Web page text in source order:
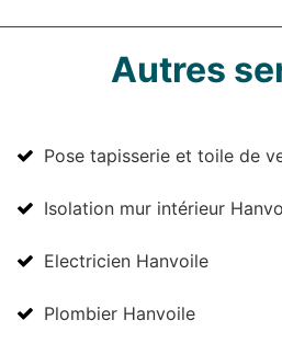
Autres
Pose tapisserie et toile de
Isolation mur intérieur
Electricien Hanvoile
Plombier Hanvoile